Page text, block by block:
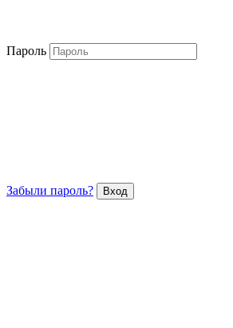
Пароль
Забыли пароль?